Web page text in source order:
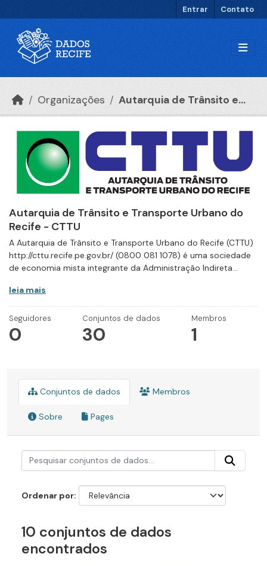
Entrar Contato
Organizações Autarquia de Trânsito e...
Autarquia de Trânsito e Transporte Urbano do
Recife - CTTU
A Autarquia de Trânsito e Transporte Urbano do Recife (CTTU)
http://cttu.recife.pe.gov.br/ (0800 081 1078) é uma sociedade
de economia mista integrante da Administração Indireta...
leia mais
Seguidores
0
Conjuntos de dados
30
Membros
1
Conjuntos de dados Membros
Sobre Pages
Ordenar por
10 conjuntos de dados
encontrados